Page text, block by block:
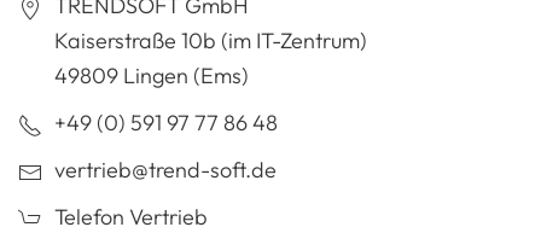
TRENDSOFT GmbH
Kaiserstraße 10b (im IT-Zentrum)
49809 Lingen (Ems)
+49 (0) 591 97 77 86 48
vertrieb@trend-soft.de
Telefon Vertrieb